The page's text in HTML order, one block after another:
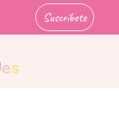
Suscríbete